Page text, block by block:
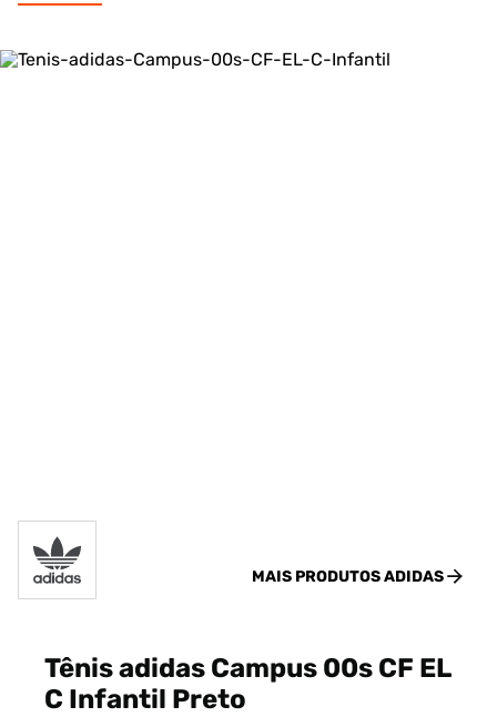
MAIS PRODUTOSADIDAS
Tênis adidas Campus 00s CF EL
C Infantil Preto